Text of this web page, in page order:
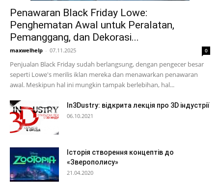
Penawaran Black Friday Lowe:
Penghematan Awal untuk Peralatan,
Pemanggang, dan Dekorasi...
maxwelhelp - 07.11.2025 0
Penjualan Black Friday sudah berlangsung, dengan pengecer besar
seperti Lowe's merilis iklan mereka dan menawarkan penawaran
awal. Meskipun hal ini mungkin tampak berlebihan, hal...
In3Dustry: відкрита лекція про 3D індустрії
06.10.2021
Історія створення концептів до
«Зверополису»
21.04.2020